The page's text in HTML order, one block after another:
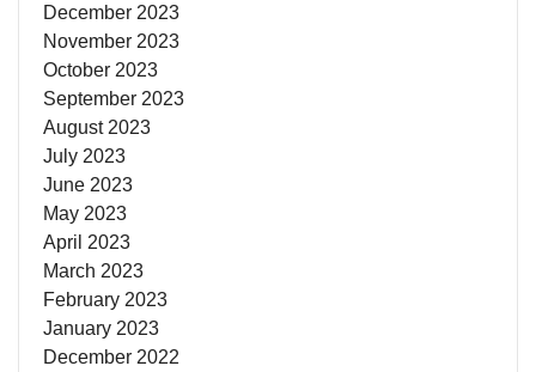
December 2023
November 2023
October 2023
September 2023
August 2023
July 2023
June 2023
May 2023
April 2023
March 2023
February 2023
January 2023
December 2022